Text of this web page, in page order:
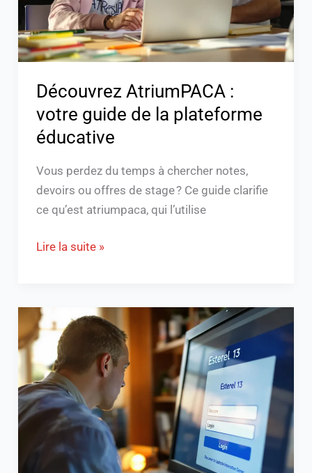
Découvrez AtriumPACA :
votre guide de la plateforme
éducative
Vous perdez du temps à chercher notes,
devoirs ou offres de stage ? Ce guide clarifie
ce qu’est atriumpaca, qui l’utilise
la
plateforme
éducative
Lire la suite »
Esterel
13
Accédez
rapidement
à
vos
services